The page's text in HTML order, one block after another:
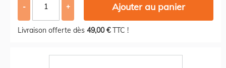
- + Ajouter au panier
Livraison offerte dès 49,00 €TTC !